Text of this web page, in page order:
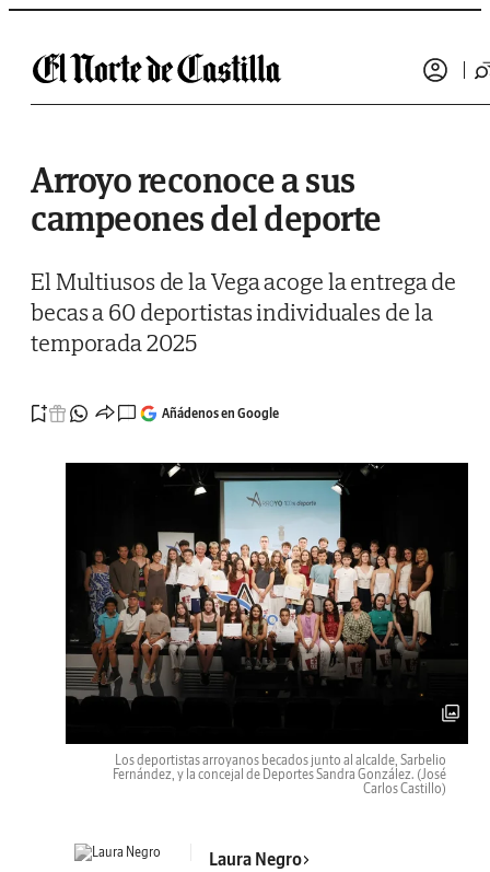
Saltar al contenido
Arroyo reconoce a sus
campeones del deporte
El Multiusos de la Vega acoge la entrega de
becas a 60 deportistas individuales de la
temporada 2025
Añádenos en Google
Los deportistas arroyanos becados junto al alcalde, Sarbelio
Fernández, y la concejal de Deportes Sandra González. (José
Carlos Castillo)
Laura Negro